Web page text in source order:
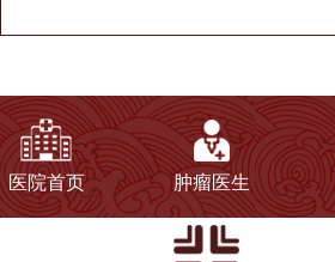
医院首页 肿瘤医生